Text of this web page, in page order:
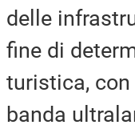
delle
fine di
turistica,
banda